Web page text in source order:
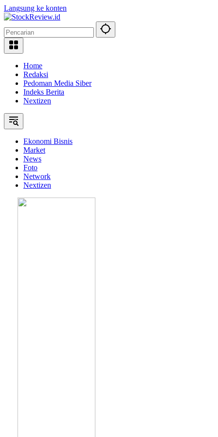
Langsung ke konten
Home
Redaksi
Pedoman Media Siber
Indeks Berita
Nextizen
Ekonomi Bisnis
Market
News
Foto
Network
Nextizen